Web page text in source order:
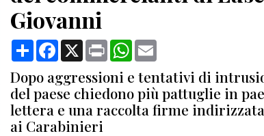
Giovanni
CondividiFacebook
X Print WhatsApp
Dopo aggressioni e tentativi di
del paese chiedono più pattuglie in
lettera e una raccolta firme
ai Carabinieri